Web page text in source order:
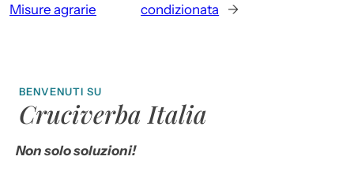
Misure agrarie
condizionata
→
BENVENUTI SU
Cruciverba Italia
Non solo soluzioni!